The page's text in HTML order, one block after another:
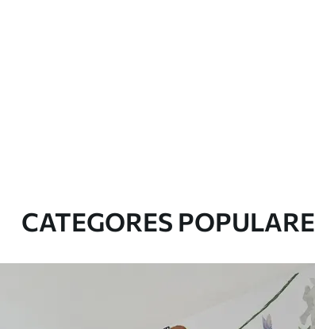
CATEGORES POPULARE